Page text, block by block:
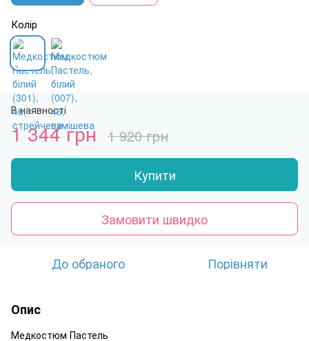
Колір
В наявності
1 344 грн 1 920 грн
Купити
Замовити швидко
До обраного Порівняти
Опис
Медкостюм Пастель